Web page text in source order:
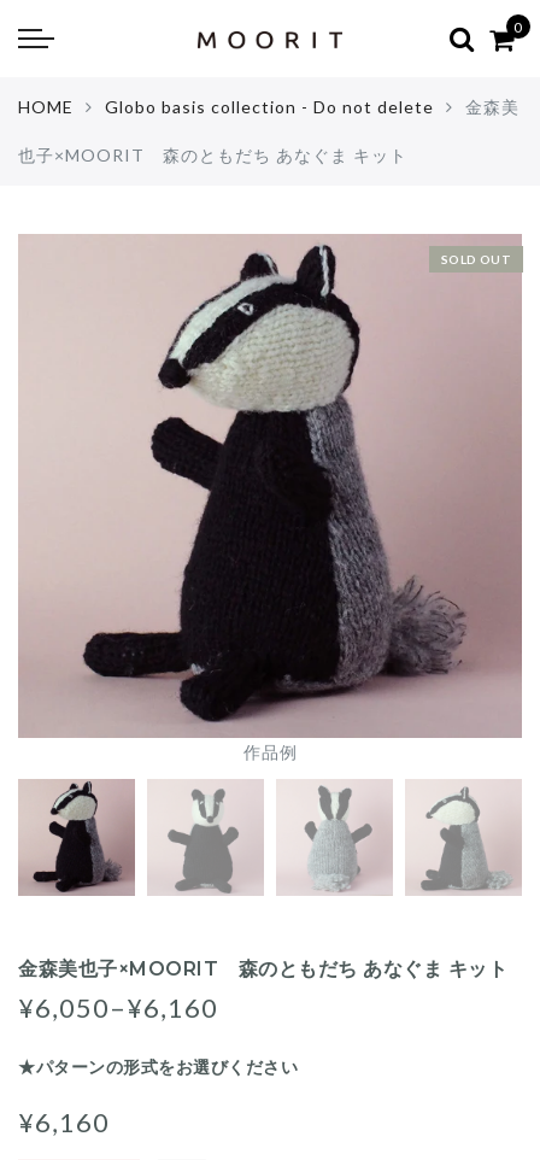
Back
編み物はじめて教室：棒針編
Back
Knitting kit
0
HOME Globo basis collection - Do not delete 金森美
也子×MOORIT 森のともだち あなぐま キット
SOLD OUT
作品例
金森美也子×MOORIT 森のともだち あなぐま キット
¥6,050–¥6,160
★パターンの形式をお選びください
¥6,160